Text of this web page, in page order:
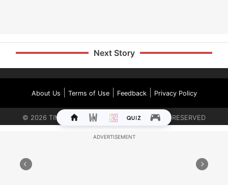
Next Story
About Us Terms of Use| Feedback| Privacy Policy
© 2026 TIMES INTERNET LIMITED. ALL RIGHTS RESERVED